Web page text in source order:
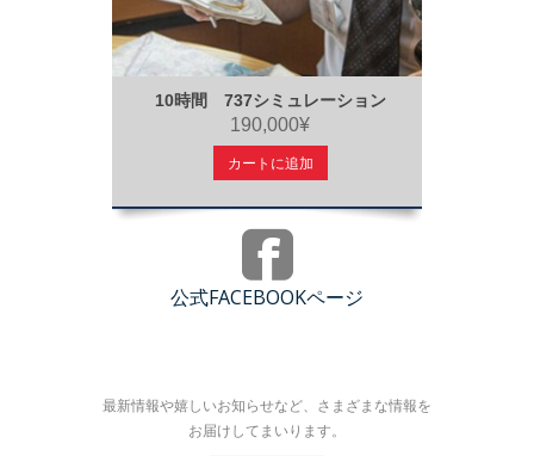
10時間 737シミュレーション
190,000¥
カートに追加
公式FACEBOOKページ
最新情報や嬉しいお知らせなど、さまざまな情報を
お届けしてまいります。